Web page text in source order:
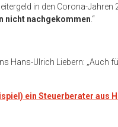
in den Corona-Jahren
nicht nachgekommen .“
Hans-Ulrich Liebern: „Auch
ein Steuerberater aus